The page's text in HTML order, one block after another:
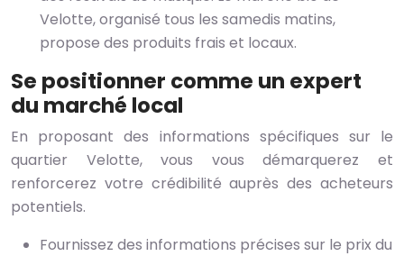
Velotte, organisé tous les samedis matins,
propose des produits frais et locaux.
Se positionner comme un expert
du marché local
En proposant des informations spécifiques sur le
quartier Velotte, vous vous démarquerez et
renforcerez votre crédibilité auprès des acheteurs
potentiels.
Fournissez des informations précises sur le prix du